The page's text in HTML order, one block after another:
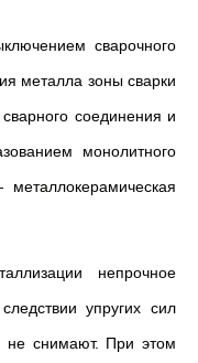
сварочного
металла зоны сварки
соединения и
монолитного
непрочное
упругих сил
не снимают. При этом